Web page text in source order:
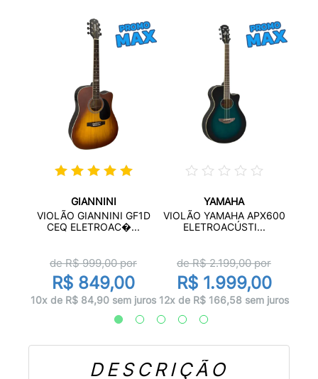
GIANNINI
VIOLÃO GIANNINI GF1D
CEQ ELETROAC�...
de R$999,00por
R$ 849,00
10x de R$ 84,90 sem juros
YAMAHA
VIOLÃO YAMAHA APX600
ELETROACÚSTI...
de R$2.199,00por
R$ 1.999,00
12x de R$ 166,58 sem juros
DESCRIÇÃO